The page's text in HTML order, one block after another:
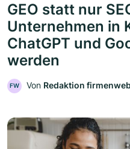
GEO statt nur
Unternehmen in
ChatGPT und
werden
FW Von Redaktion